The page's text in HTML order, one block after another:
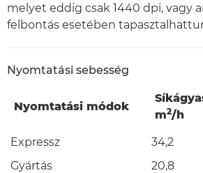
melyet eddig csak 1440 dpi, vagy
felbontás esetében
Nyomtatási sebesség
Nyomtatási módok
m2/h
Expressz 34,2
Gyártás
20,8